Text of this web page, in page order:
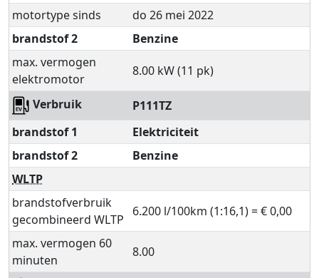
motortype sinds
do 26 mei 2022
brandstof 2
Benzine
max. vermogen
elektromotor
8.00 kW (11 pk)
Verbruik
P111TZ
brandstof 1
Elektriciteit
brandstof 2
Benzine
WLTP
brandstofverbruik
gecombineerd WLTP
6.200 l/100km (1:16,1) = € 0,00
max. vermogen 60
minuten
8.00